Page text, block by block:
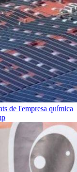
de l'empresa química